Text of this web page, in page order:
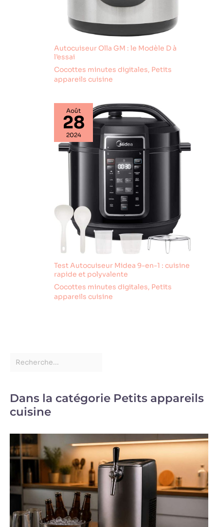
Autocuiseur Olla GM : le Modèle D à
l’essai
Cocottes minutes digitales, Petits
appareils cuisine
Août
28
2024
Test Autocuiseur Midea 9-en-1 : cuisine
rapide et polyvalente
Cocottes minutes digitales, Petits
appareils cuisine
Dans la catégorie Petits appareils
cuisine